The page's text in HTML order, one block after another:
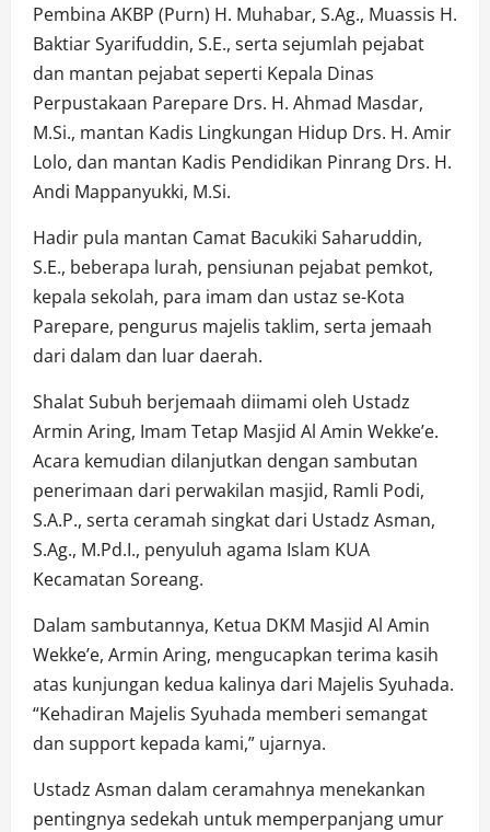
Pembina AKBP (Purn) H. Muhabar, S.Ag., Muassis H.
Baktiar Syarifuddin, S.E., serta sejumlah pejabat
dan mantan pejabat seperti Kepala Dinas
Perpustakaan Parepare Drs. H. Ahmad Masdar,
M.Si., mantan Kadis Lingkungan Hidup Drs. H. Amir
Lolo, dan mantan Kadis Pendidikan Pinrang Drs. H.
Andi Mappanyukki, M.Si.
Hadir pula mantan Camat Bacukiki Saharuddin,
S.E., beberapa lurah, pensiunan pejabat pemkot,
kepala sekolah, para imam dan ustaz se-Kota
Parepare, pengurus majelis taklim, serta jemaah
dari dalam dan luar daerah.
Shalat Subuh berjemaah diimami oleh Ustadz
Armin Aring, Imam Tetap Masjid Al Amin Wekke’e.
Acara kemudian dilanjutkan dengan sambutan
penerimaan dari perwakilan masjid, Ramli Podi,
S.A.P., serta ceramah singkat dari Ustadz Asman,
S.Ag., M.Pd.I., penyuluh agama Islam KUA
Kecamatan Soreang.
Dalam sambutannya, Ketua DKM Masjid Al Amin
Wekke’e, Armin Aring, mengucapkan terima kasih
atas kunjungan kedua kalinya dari Majelis Syuhada.
“Kehadiran Majelis Syuhada memberi semangat
dan support kepada kami,” ujarnya.
Ustadz Asman dalam ceramahnya menekankan
pentingnya sedekah untuk memperpanjang umur